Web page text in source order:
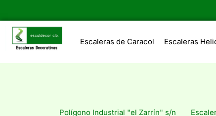
Escaleras de Caracol Escaleras
Polígono Industrial "el Zarrín" s/n